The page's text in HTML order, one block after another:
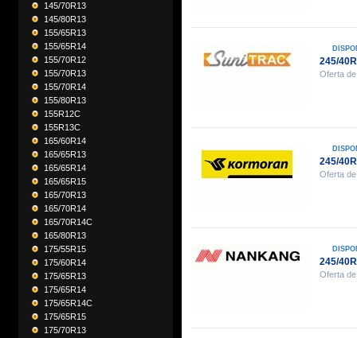
145/70R13
145/80R13
155/65R13
155/65R14
155/70R12
155/70R13
155/70R14
155/80R13
155R12C
155R13C
165/60R14
165/65R13
165/65R14
165/65R15
165/70R13
165/70R14
165/70R14C
165/80R13
175/55R15
175/60R14
175/65R13
175/65R14
175/65R14C
175/65R15
175/70R13
245/
Oferta
245/
Oferta
245/
Oferta